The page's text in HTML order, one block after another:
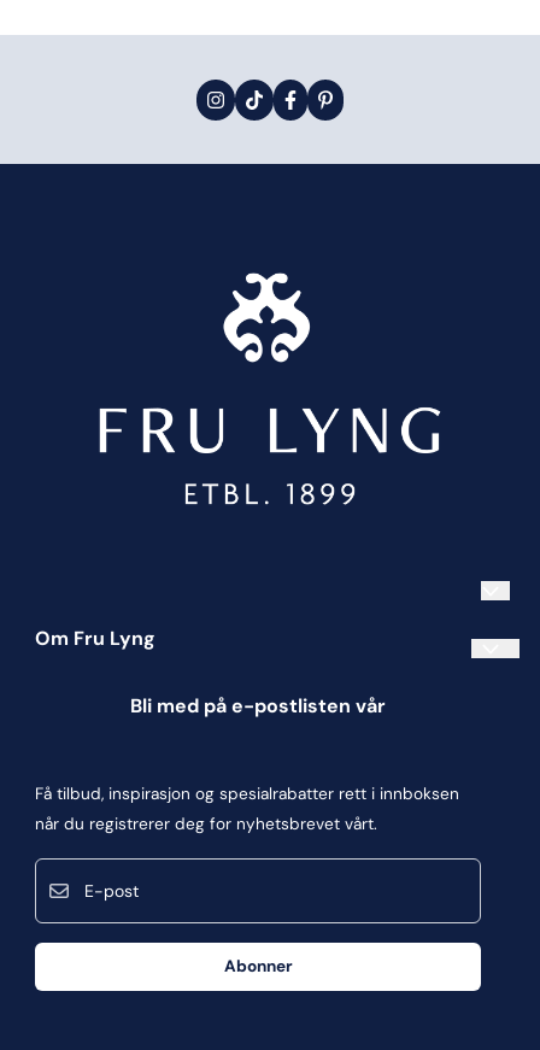
Om Fru Lyng
Informasjonskapsler
Kontakt oss
Kjøpsbetingelser
Frakt og retur
Våre butikker
Bli med på e-postlisten vår
Få tilbud, inspirasjon og spesialrabatter rett i innboksen
når du registrerer deg for nyhetsbrevet vårt.
Abonner